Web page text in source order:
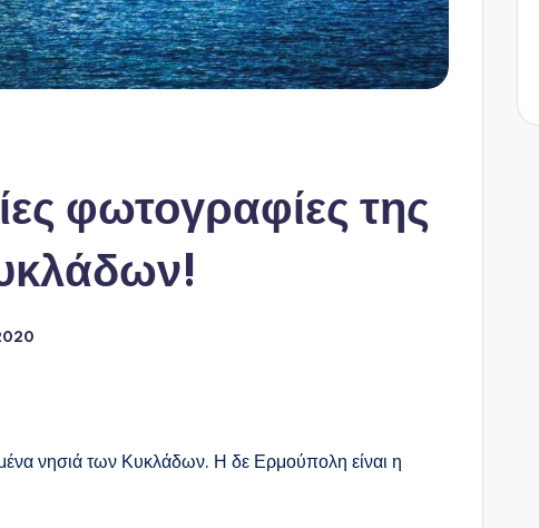
φωτογραφίες της
νησιά των Κυκλάδων. Η δε Ερμούπολη είναι η